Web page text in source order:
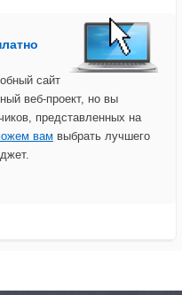
сайт
веб-проект, но вы
представленных на
вам выбрать лучшего